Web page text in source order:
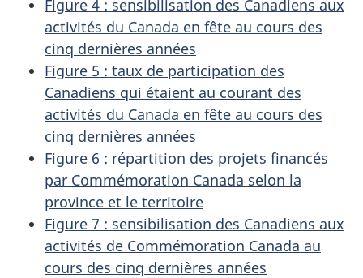
Figure 4 : sensibilisation des Canadiens aux
activités du Canada en fête au cours des
cinq dernières années
Figure 5 : taux de participation des
Canadiens qui étaient au courant des
activités du Canada en fête au cours des
cinq dernières années
Figure 6 : répartition des projets financés
par Commémoration Canada selon la
province et le territoire
Figure 7 : sensibilisation des Canadiens aux
activités de Commémoration Canada au
cours des cinq dernières années